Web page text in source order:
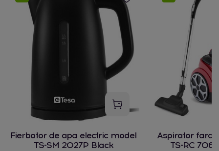
Fierbator de apa electric model
TS-SM 2027P Black
Aspirator fara
TS-RC 706